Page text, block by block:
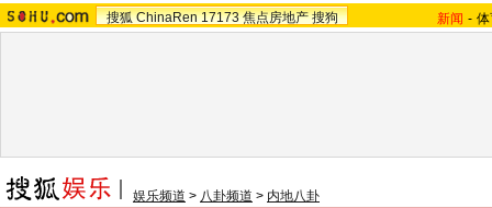
搜狐 ChinaRen 17173 焦点房地产 搜狗 新闻 -
娱乐频道 > 八卦频道 > 内地八卦